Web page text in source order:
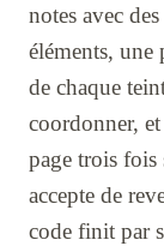
notes avec
éléments,
de chaque
coordonner, et
page trois fois
accepte de
code finit par